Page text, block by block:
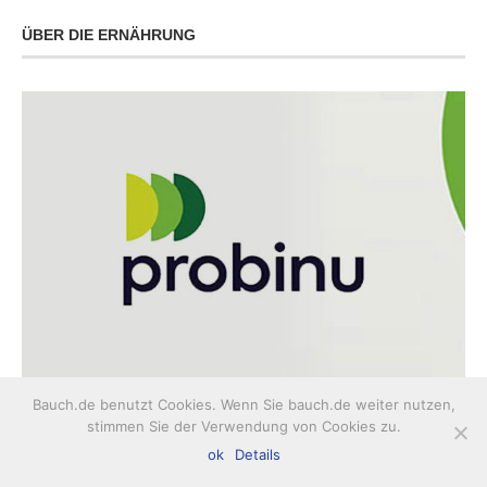
ÜBER DIE ERNÄHRUNG
Probinu
Bauch.de benutzt Cookies. Wenn Sie bauch.de weiter nutzen,
stimmen Sie der Verwendung von Cookies zu.
ok
Details